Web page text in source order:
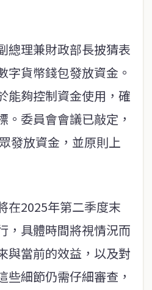
總理兼財政部長披猜表
字貨幣錢包發放資金。
能夠控制資金使用，確
。委員會會議已敲定，
發放資金，並原則上
在2025年第二季度末
，具體時間將視情況而
與當前的效益，以及對
些細節仍需仔細審查，